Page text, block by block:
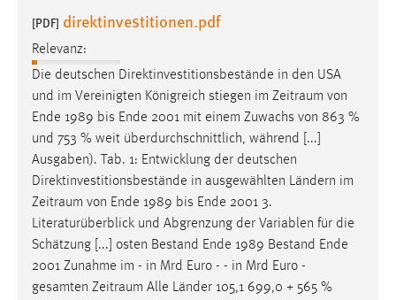
[PDF] direktinvestitionen.pdf
Relevanz:
Die deutschen Direktinvestitionsbestände in den USA
und im Vereinigten Königreich stiegen im Zeitraum von
Ende 1989 bis Ende 2001 mit einem Zuwachs von 863 %
und 753 % weit überdurchschnittlich, während [...]
Ausgaben). Tab. 1: Entwicklung der deutschen
Direktinvestitionsbestände in ausgewählten Ländern im
Zeitraum von Ende 1989 bis Ende 2001 3.
Literaturüberblick und Abgrenzung der Variablen für die
Schätzung [...] osten Bestand Ende 1989 Bestand Ende
2001 Zunahme im - in Mrd Euro - - in Mrd Euro -
gesamten Zeitraum Alle Länder 105,1 699,0 + 565 %